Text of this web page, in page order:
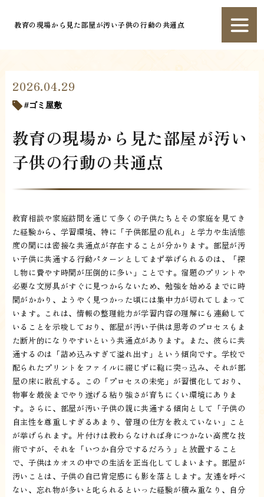
教育の現場から見た部屋が汚い子供の行動の共通点
2026.04.29
ゴミ屋敷
教育の現場から見た部屋が汚い
子供の行動の共通点
教育相談や家庭訪問を通じて多くの子供たちとその家庭を見てき
た経験から、学習環境、特に「子供部屋の乱れ」と学力や生活態
度の間には密接な共通点が存在することが分かります。部屋が汚
い子供に共通する行動パターンとしてまず挙げられるのは、「探
し物に費やす時間が圧倒的に多い」ことです。宿題のプリントや
必要な文房具がすぐに見つからないため、勉強を始めるまでに時
間がかかり、ようやく見つかった頃には集中力が切れてしまって
います。これは、情報の整理能力が学習内容の理解にも連動して
いることを示唆しており、部屋が汚い子供は思考のプロセスもま
た断片的になりやすいという共通点があります。また、彼らに共
通するのは「詰め込みすぎて溢れ出す」という傾向です。学校で
配られたプリントをファイルに綴じずに鞄に突っ込み、それが部
屋の床に散乱する。この「プロセスの未完」が習慣化しており、
物事を最後までやり遂げる粘り強さが育ちにくい環境にありま
す。さらに、部屋が汚い子供の親に共通する傾向として「子供の
自主性を尊重しすぎるあまり、管理の仕方を教えていない」こと
が挙げられます。片付けは教わらなければ身につかない高度な技
術ですが、それを「いつか自分でするだろう」と放置すること
で、子供はカオスの中での生活を正当化してしまいます。部屋が
汚いことは、子供の自己肯定感にも影を落とします。友達を呼べ
ない、忘れ物が多いと叱られるといった経験が積み重なり、自分